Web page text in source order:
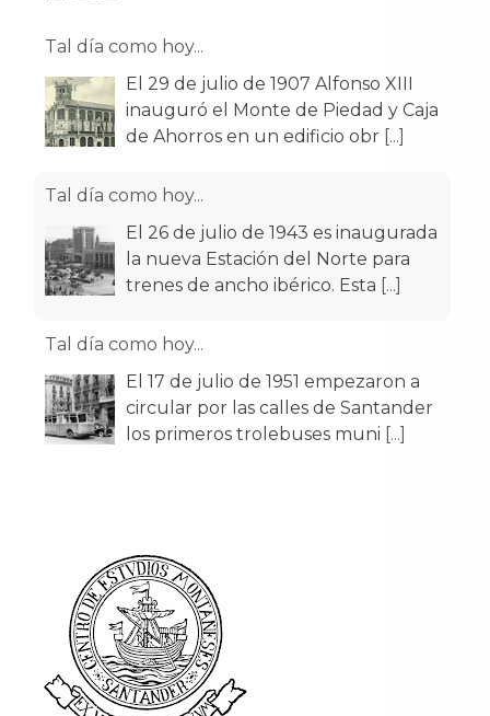
Tal día como hoy...
El 29 de julio de 1907 Alfonso XIII
inauguró el Monte de Piedad y Caja
de Ahorros en un edificio obr [...]
Tal día como hoy...
El 26 de julio de 1943 es inaugurada
la nueva Estación del Norte para
trenes de ancho ibérico. Esta [...]
Tal día como hoy...
El 17 de julio de 1951 empezaron a
circular por las calles de Santander
los primeros trolebuses muni [...]